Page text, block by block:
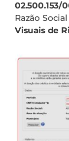
02.500.153/
Razão Social
Visuais de